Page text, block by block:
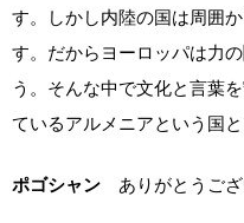
す。しかし内陸の国は周囲
す。だからヨーロッパは力
う。そんな中で文化と言葉
ているアルメニアという国
ポゴシャン ありがとうござ